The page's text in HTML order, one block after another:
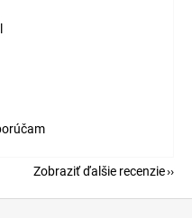
je 5 z 5 hviezdičiek.
Zobraziť ďalšie recenzie